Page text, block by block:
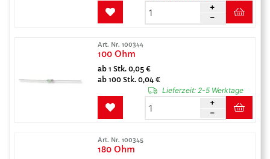
Art. Nr. 100344
100 Ohm
ab 1 Stk. 0,05 €
ab 100 Stk. 0,04 €
Lieferzeit:2-5 Werktage
Art. Nr. 100345
180 Ohm